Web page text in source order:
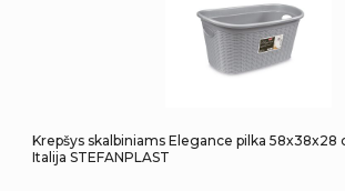
Krepšys skalbiniams Elegance pilka 58x38x28
Italija STEFANPLAST